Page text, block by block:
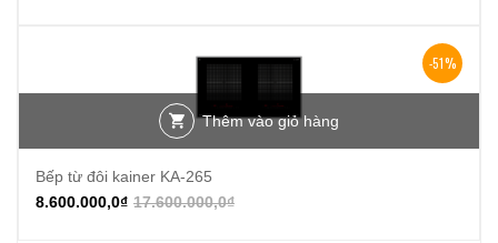
-51%
Thêm vào giỏ hàng
Bếp từ đôi kainer KA-265
17.600.000,0₫
8.600.000,0₫